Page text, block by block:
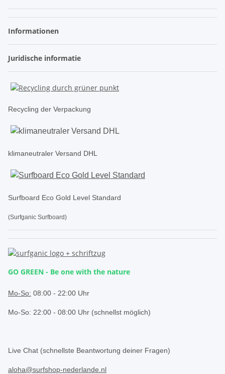
Informationen
Juridische informatie
Recycling der Verpackung
klimaneutraler Versand DHL
Surfboard Eco Gold Level Standard
(Surfganic Surfboard)
GO GREEN - Be one with the nature
Mo-So: 08:00 - 22:00 Uhr
Mo-So: 22:00 - 08:00 Uhr (schnellst möglich)
Live Chat (schnellste Beantwortung deiner Fragen)
aloha@surfshop-nederlande.nl